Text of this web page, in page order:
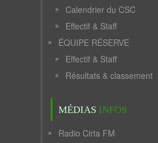
Calendrier du CSC
Effectif & Staff
ÉQUIPE RÉSERVE
Effectif & Staff
Résultats & classement
MÉDIAS INFOS
Radio Cirta FM